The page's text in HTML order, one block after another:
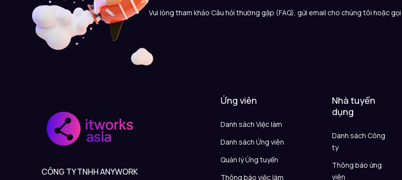
Vui lòng tham khảo Câu hỏi thường gặp (FAQ), gửi email cho chúng tôi hoặc
CÔNG TY TNHH ANYWORK
Ứng viên
Danh sách Việc làm
Danh sách Ứng viên
Quản lý Ứng tuyển
Thông báo việc làm
Nhà tuyển
dụng
Danh sách Công
ty
Thông báo ứng
viên